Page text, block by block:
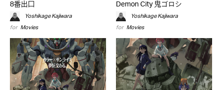
8番出口
Yoshikage Kajiwara
for Movies
Demon City 鬼ゴロシ
Yoshikage Kajiwara
for Movies